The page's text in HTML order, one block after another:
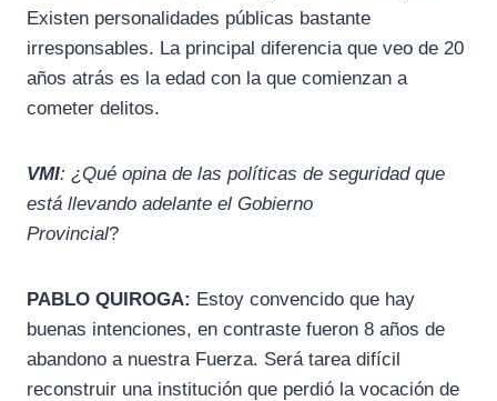
Existen personalidades públicas bastante
irresponsables. La principal diferencia que veo de 20
años atrás es la edad con la que comienzan a
cometer delitos.
VMI: ¿Qué opina de las políticas de seguridad que
está llevando adelante el Gobierno
Provincial?
PABLO QUIROGA: Estoy convencido que hay
buenas intenciones, en contraste fueron 8 años de
abandono a nuestra Fuerza. Será tarea difícil
reconstruir una institución que perdió la vocación de